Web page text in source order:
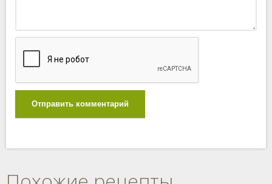
Отправить комментарий